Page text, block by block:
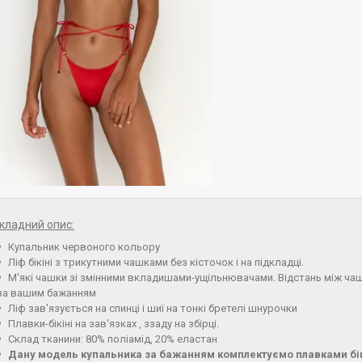
опис:
Купальник червоного кольору
Ліф бікіні з трикутними чашками без кісточок і на підкладці.
М'які чашки зі змінними вкладишами-ущільнювачами. Відстань між
вашим бажанням
Ліф зав'язується на спинці і шиї на тонкі бретелі шнурочки
Плавки-бікіні на зав'язках , ззаду на збірці.
Склад тканини: 80% поліамід, 20% еластан
Дану модель купальника за бажанням комплектуємо плавками